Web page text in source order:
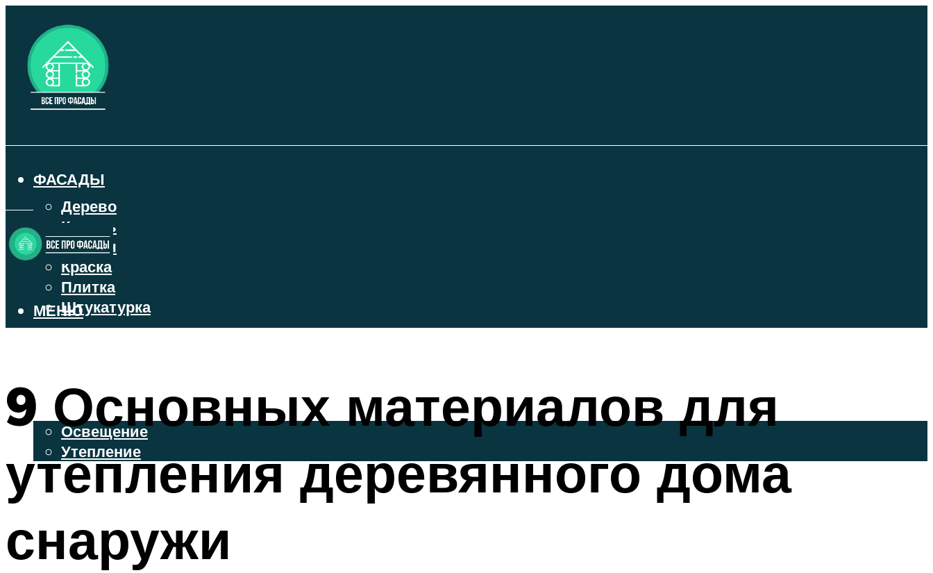
ФАСАДЫ
Дерево
Камень
Кирпич
Краска
Плитка
Штукатурка
ВЕНТИЛИРУЕМЫЕ ФАСАДЫ
ОСВЕЩЕНИЕ И УТЕПЛЕНИЕ
Освещение
Утепление
ДЕКОР
МЕНЮ
МЕНЮ
9 Основных материалов для
утепления деревянного дома
снаружи